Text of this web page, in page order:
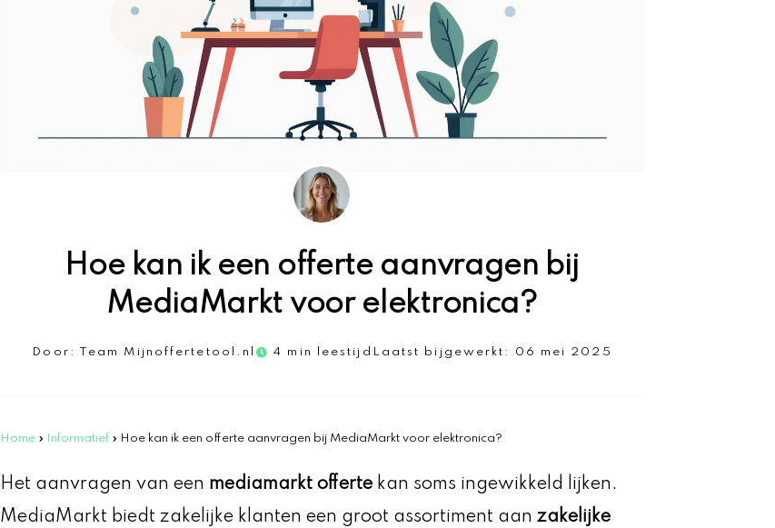
Hoe kan ik een offerte aanvragen bij
MediaMarkt voor elektronica?
Door: Team Mijnoffertetool.nl 4 min leestijd Laatst bijgewerkt: 06 mei 2025
Home » Informatief » Hoe kan ik een offerte aanvragen bij MediaMarkt voor elektronica?
Het aanvragen van een mediamarkt offerte kan soms ingewikkeld lijken.
MediaMarkt biedt zakelijke klanten een groot assortiment aan zakelijke